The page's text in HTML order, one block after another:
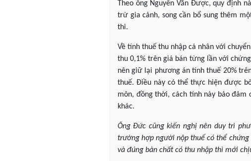
Theo ông Nguyễn Văn Được, quy định
trừ gia cảnh, song cần bổ sung thêm
thi.
Về tính thuế thu nhập cá nhân với
thu 0,1% trên giá bán từng lần với
nên giữ lại phương án tính thuế 20%
thuế. Điều này có thể thực hiện được
môn, đồng thời, cách tính này bảo đảm
khác.
Ông Đức cũng kiến nghị nên duy trì
trường hợp người nộp thuế có thể
và đúng bản chất có thu nhập thì mới